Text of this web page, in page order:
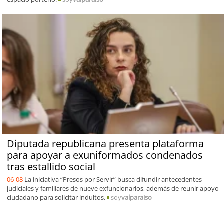
Diputada republicana presenta plataforma
para apoyar a exuniformados condenados
tras estallido social
06-08 La iniciativa “Presos por Servir” busca difundir antecedentes
judiciales y familiares de nueve exfuncionarios, además de reunir apoyo
ciudadano para solicitar indultos.
soyvalparaiso